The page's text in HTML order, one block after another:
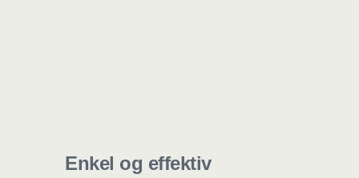
Enkel og effektiv